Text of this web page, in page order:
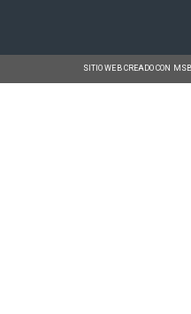
SITIO WEB CREADO CON